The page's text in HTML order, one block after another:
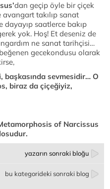
dan geçip öyle bir çiçek
takılıp sanat
dayayıp saatlerce bakıp
yok. Hoş! Et deseniz de
ne sanat tarihçisi…
gecekondusu olarak
başkasında sevmesidir… O
biraz da çiçeğiyiz,
of Narcissus
yazarın sonraki bloğu
bu kategorideki sonraki blog